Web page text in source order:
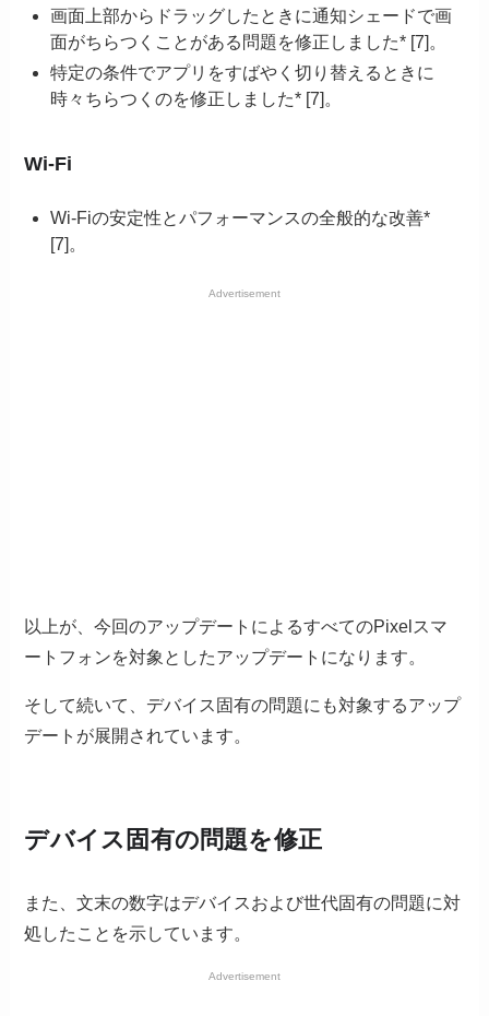
画面上部からドラッグしたときに通知シェードで画
面がちらつくことがある問題を修正しました* [7]。
特定の条件でアプリをすばやく切り替えるときに
時々ちらつくのを修正しました* [7]。
Wi-Fi
Wi-Fiの安定性とパフォーマンスの全般的な改善*
[7]。
Advertisement
以上が、今回のアップデートによるすべてのPixelスマ
ートフォンを対象としたアップデートになります。
そして続いて、デバイス固有の問題にも対象するアップ
デートが展開されています。
デバイス固有の問題を修正
また、文末の数字はデバイスおよび世代固有の問題に対
処したことを示しています。
Advertisement